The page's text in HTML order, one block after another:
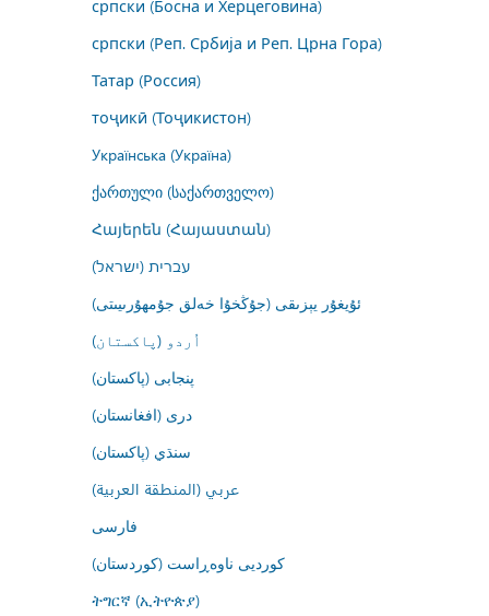
српски (Босна и Херцеговина)
српски (Реп. Србија и Реп. Црна Гора)
Татар (Россия)
тоҷикӣ (Тоҷикистон)
Українська (Україна)
ქართული (საქართველო)
Հայերեն (Հայաստան)
עברית (ישראל)
ئۇيغۇر يېزىقى (جۇڭخۇا خەلق جۇمھۇرىيىتى)
اُردو (پاکستان)
پنجابی (پاکستان)
درى (افغانستان)
سنڌي (پاکستان)
عربي (المنطقة العربية)
فارسى
کوردیی ناوەڕاست (کوردستان)
ትግርኛ (ኢትዮጵያ)